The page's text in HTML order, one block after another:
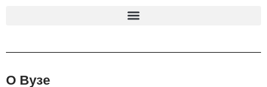
О Вузе